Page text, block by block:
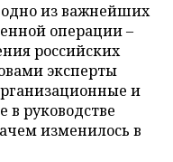
из важнейших
операции –
российских
эксперты
и
руководстве
изменилось в